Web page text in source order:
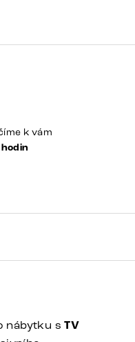
k vám
nábytku sTV